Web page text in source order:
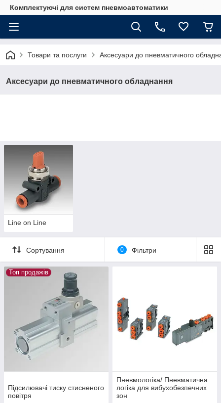
Комплектуючі для систем пневмоавтоматики
Товари та послуги Аксесуари до пневматичного
Аксесуари до пневматичного обладнання
Line on Line
Сортування 0 Фільтри
Топ продажів
Підсилювачі тиску стисненого
повітря
Пневмологіка/ Пневматична
логіка для вибухобезпечних
зон